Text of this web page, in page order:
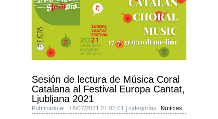
Sesión de lectura de Música Coral
Catalana al Festival Europa Cantat,
Ljubljana 2021
Publicado el : 16/07/2021 21:07:01 | categorías : Noticias